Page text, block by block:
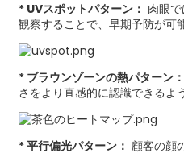
* UVスポットパターン： 肉眼
観察することで、早期予防が可
* ブラウンゾーンの熱パターン：
さをより直感的に認識できるよ
* 平行偏光パターン： 顧客の顔